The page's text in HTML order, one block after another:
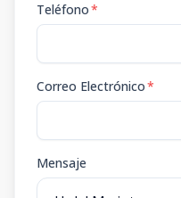
Teléfono*
Correo Electrónico*
Mensaje